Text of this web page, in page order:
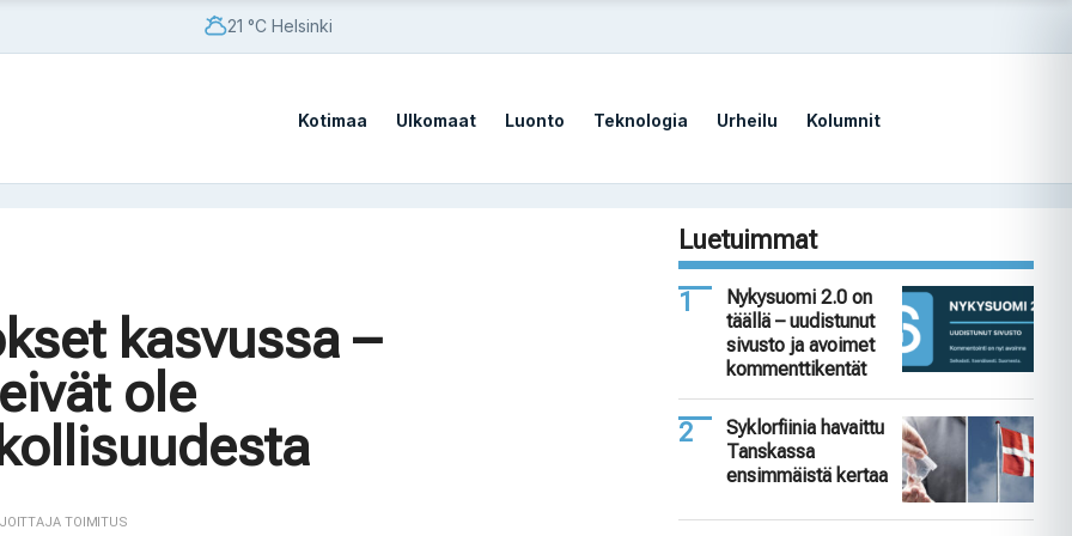
21 °C Helsinki
Kotimaa Ulkomaat Luonto Teknologia Urheilu Kolumnit
sotilastukikohdista
sotilastukikohdista
kasvussa –
ole
TOIMITUS
Luetuimmat
Nykysuomi 2.0 on
täällä – uudistunut
sivusto ja avoimet
kommenttikentät
Syklorfiinia havaittu
Tanskassa
ensimmäistä kertaa